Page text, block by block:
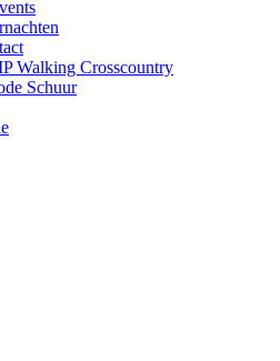
Walking Crosscountry
Schuur